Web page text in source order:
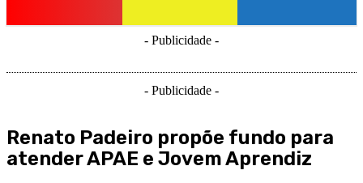
- Publicidade -
- Publicidade -
Renato Padeiro propõe fundo para
atender APAE e Jovem Aprendiz